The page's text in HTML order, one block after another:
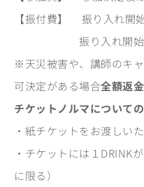
【振付費】 振り入れ開
振り入れ開始後
※天災被害や、講師のキ
可決定がある場合全額返金
チケットノルマについて
・紙チケットをお渡しい
・チケットには１DRINK
に限る）